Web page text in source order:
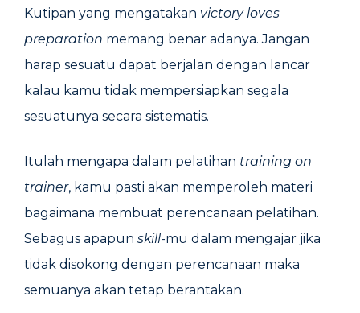
Kutipan yang mengatakan victory loves
preparation memang benar adanya. Jangan
harap sesuatu dapat berjalan dengan lancar
kalau kamu tidak mempersiapkan segala
sesuatunya secara sistematis.
Itulah mengapa dalam pelatihan training on
trainer, kamu pasti akan memperoleh materi
bagaimana membuat perencanaan pelatihan.
Sebagus apapun skill-mu dalam mengajar jika
tidak disokong dengan perencanaan maka
semuanya akan tetap berantakan.